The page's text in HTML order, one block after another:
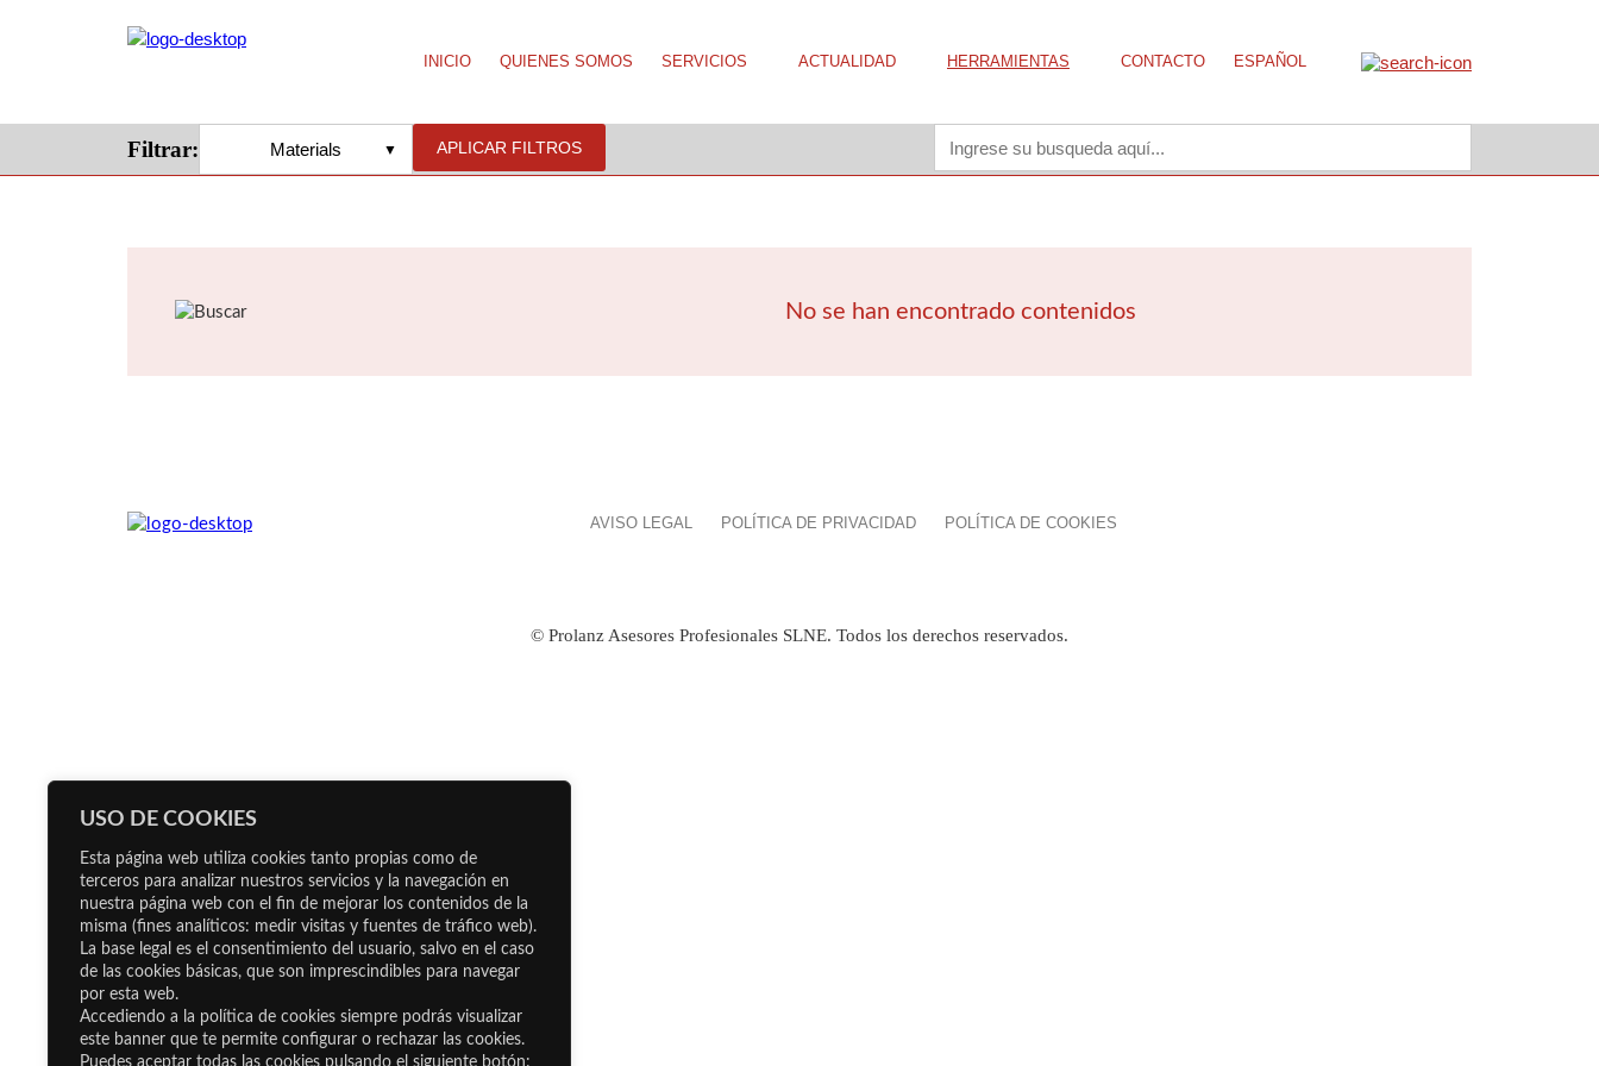
USO DE COOKIES
Esta página web utiliza cookies tanto propias como de
terceros para analizar nuestros servicios y la navegación en
nuestra página web con el fin de mejorar los contenidos de la
misma (fines analíticos: medir visitas y fuentes de tráfico web).
La base legal es el consentimiento del usuario, salvo en el caso
de las cookies básicas, que son imprescindibles para navegar
por esta web.
Accediendo a la política de cookies siempre podrás visualizar
este banner que te permite configurar o rechazar las cookies.
Puedes aceptar todas las cookies pulsando el siguiente botón:
INICIO QUIENES SOMOS SERVICIOS ACTUALIDAD HERRAMIENTAS CONTACTO ESPAÑOL
Filtrar: Materials APLICAR FILTROS
No se han encontrado contenidos
AVISO LEGAL POLÍTICA DE PRIVACIDAD POLÍTICA DE COOKIES
© Prolanz Asesores Profesionales SLNE. Todos los derechos reservados.